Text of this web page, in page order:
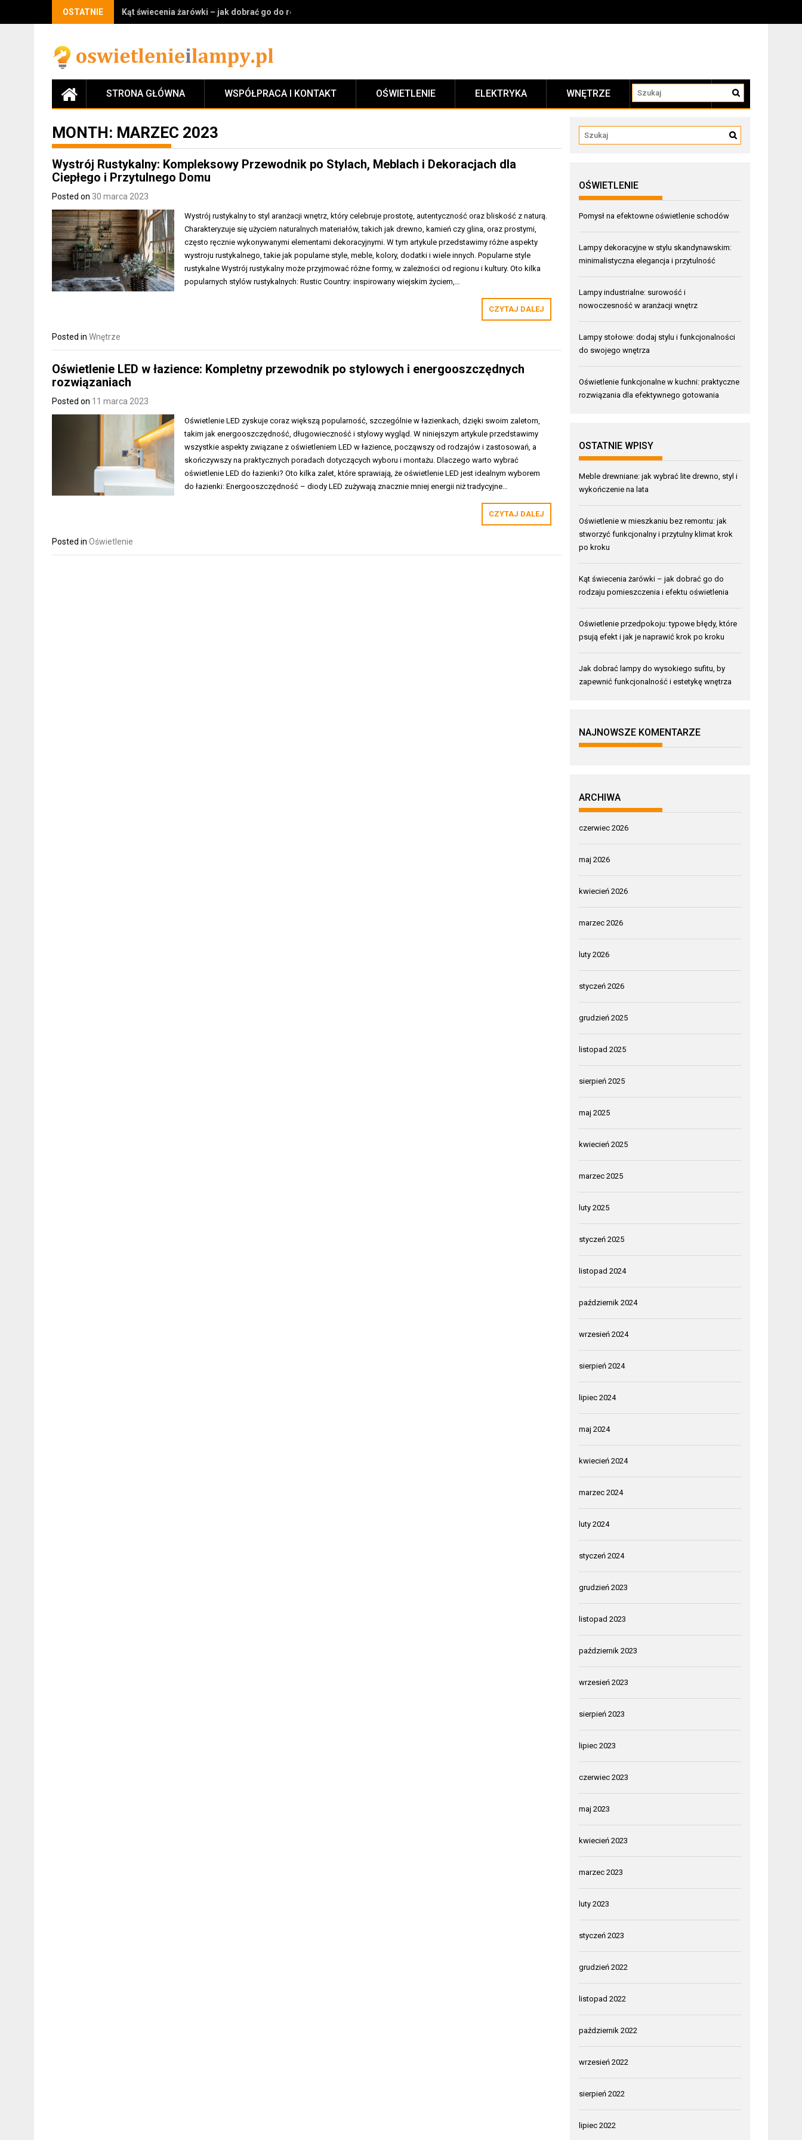
OSTATNIE Oświetlenie przedpokoju: typowe błędy, które psują efekt i jak je naprawić krok po kroku
STRONA GŁÓWNA WSPÓŁPRACA I KONTAKT OŚWIETLENIE ELEKTRYKA WNĘTRZE KONTAKT
MONTH: MARZEC 2023
Wystrój Rustykalny: Kompleksowy Przewodnik po Stylach, Meblach i Dekoracjach dla
Ciepłego i Przytulnego Domu
Posted on 30 marca 2023
Wystrój rustykalny to styl aranżacji wnętrz, który celebruje prostotę, autentyczność oraz bliskość z naturą.
Charakteryzuje się użyciem naturalnych materiałów, takich jak drewno, kamień czy glina, oraz prostymi,
często ręcznie wykonywanymi elementami dekoracyjnymi. W tym artykule przedstawimy różne aspekty
wystroju rustykalnego, takie jak popularne style, meble, kolory, dodatki i wiele innych. Popularne style
rustykalne Wystrój rustykalny może przyjmować różne formy, w zależności od regionu i kultury. Oto kilka
popularnych stylów rustykalnych: Rustic Country: inspirowany wiejskim życiem,…
CZYTAJ DALEJ
Posted in Wnętrze
Oświetlenie LED w łazience: Kompletny przewodnik po stylowych i energooszczędnych
rozwiązaniach
Posted on 11 marca 2023
Oświetlenie LED zyskuje coraz większą popularność, szczególnie w łazienkach, dzięki swoim zaletom,
takim jak energooszczędność, długowieczność i stylowy wygląd. W niniejszym artykule przedstawimy
wszystkie aspekty związane z oświetleniem LED w łazience, począwszy od rodzajów i zastosowań, a
skończywszy na praktycznych poradach dotyczących wyboru i montażu. Dlaczego warto wybrać
oświetlenie LED do łazienki? Oto kilka zalet, które sprawiają, że oświetlenie LED jest idealnym wyborem
do łazienki: Energooszczędność – diody LED zużywają znacznie mniej energii niż tradycyjne…
CZYTAJ DALEJ
Posted in Oświetlenie
OŚWIETLENIE
Pomysł na efektowne oświetlenie schodów
Lampy dekoracyjne w stylu skandynawskim:
minimalistyczna elegancja i przytulność
Lampy industrialne: surowość i
nowoczesność w aranżacji wnętrz
Lampy stołowe: dodaj stylu i funkcjonalności
do swojego wnętrza
Oświetlenie funkcjonalne w kuchni: praktyczne
rozwiązania dla efektywnego gotowania
OSTATNIE WPISY
Meble drewniane: jak wybrać lite drewno, styl i
wykończenie na lata
Oświetlenie w mieszkaniu bez remontu: jak
stworzyć funkcjonalny i przytulny klimat krok
po kroku
Kąt świecenia żarówki – jak dobrać go do
rodzaju pomieszczenia i efektu oświetlenia
Oświetlenie przedpokoju: typowe błędy, które
psują efekt i jak je naprawić krok po kroku
Jak dobrać lampy do wysokiego sufitu, by
zapewnić funkcjonalność i estetykę wnętrza
NAJNOWSZE KOMENTARZE
ARCHIWA
czerwiec 2026
maj 2026
kwiecień 2026
marzec 2026
luty 2026
styczeń 2026
grudzień 2025
listopad 2025
sierpień 2025
maj 2025
kwiecień 2025
marzec 2025
luty 2025
styczeń 2025
listopad 2024
październik 2024
wrzesień 2024
sierpień 2024
lipiec 2024
maj 2024
kwiecień 2024
marzec 2024
luty 2024
styczeń 2024
grudzień 2023
listopad 2023
październik 2023
wrzesień 2023
sierpień 2023
lipiec 2023
czerwiec 2023
maj 2023
kwiecień 2023
marzec 2023
luty 2023
styczeń 2023
grudzień 2022
listopad 2022
październik 2022
wrzesień 2022
sierpień 2022
lipiec 2022